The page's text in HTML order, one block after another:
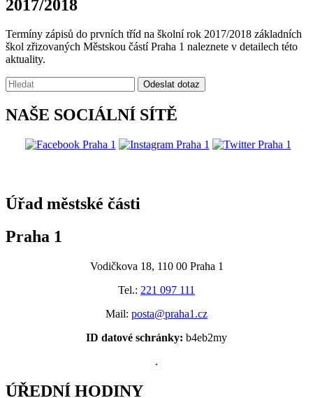
2017/2018
Termíny zápisů do prvních tříd na školní rok 2017/2018 základních
škol zřizovaných Městskou částí Praha 1 naleznete v detailech této
aktuality.
Vyhledávání:
Odeslat dotaz
NAŠE SOCIÁLNÍ SÍTĚ
Úřad městské části
Praha 1
Vodičkova 18, 110 00 Praha 1
Tel.: 221 097 111
Mail: posta@praha1.cz
ID datové schránky: b4eb2my
.
ÚŘEDNÍ HODINY